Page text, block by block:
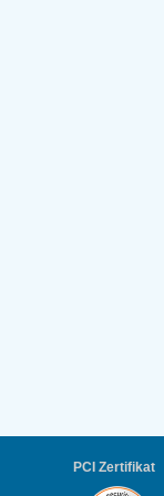
PCI Zertifikat